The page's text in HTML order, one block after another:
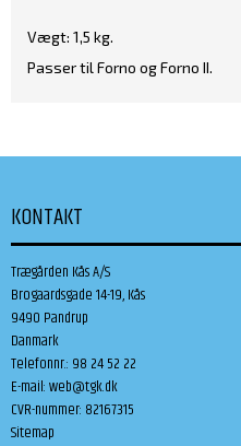
Vægt: 1,5 kg.
Passer til Forno og Forno II.
KONTAKT
Trægården Kås A/S
Brogaardsgade 14-19, Kås
9490 Pandrup
Danmark
Telefonnr.: 98 24 52 22
E-mail:web@tgk.dk
CVR-nummer: 82167315
Sitemap